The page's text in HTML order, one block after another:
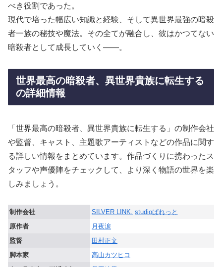
べき役割であった。
現代で培った幅広い知識と経験、そして異世界最強の暗殺
者一族の秘技や魔法。その全てが融合し、彼はかつてない
暗殺者として成長していく――。
世界最高の暗殺者、異世界貴族に転生する
の詳細情報
「世界最高の暗殺者、異世界貴族に転生する」の制作会社
や監督、キャスト、主題歌アーティストなどの作品に関す
る詳しい情報をまとめています。作品づくりに携わったス
タッフや声優陣をチェックして、より深く物語の世界を楽
しみましょう。
制作会社 SILVER LINK. studioぱれっと
原作者
月夜涙
監督
田村正文
脚本家
高山カツヒコ